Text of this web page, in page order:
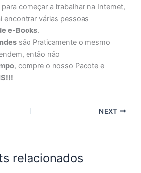
começar a trabalhar na Internet,
encontrar várias pessoas
e-Books.
são Praticamente o mesmo
então não
, compre o nosso Pacote e
NEXT
relacionados